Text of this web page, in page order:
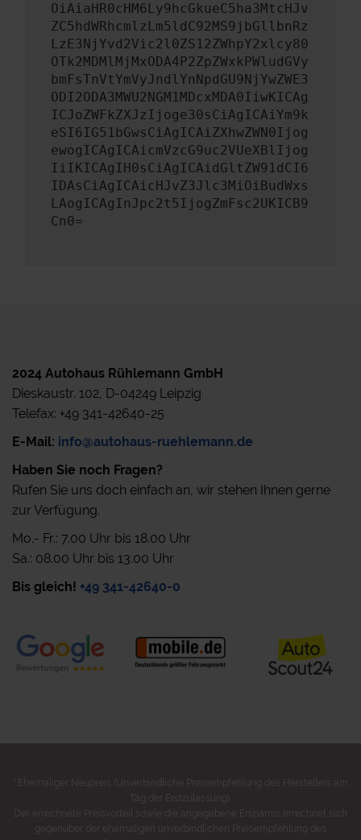
OiAiaHR0cHM6Ly9hcGkueC5ha3MtcHJv
ZC5hdWRhcmlzLm5ldC92MS9jbGllbnRz
LzE3NjYvd2Vic2l0ZS12ZWhpY2xlcy80
OTk2MDMlMjMxODA4P2ZpZWxkPWludGVy
bmFsTnVtYmVyJndlYnNpdGU9NjYwZWE3
ODI2ODA3MWU2NGM1MDcxMDA0IiwKICAg
ICJoZWFkZXJzIjoge30sCiAgICAiYm9k
eSI6IG51bGwsCiAgICAiZXhwZWN0Ijog
ewogICAgICAicmVzcG9uc2VUeXBlIjog
IiIKICAgIH0sCiAgICAidGltZW91dCI6
IDAsCiAgICAicHJvZ3Jlc3MiOiBudWxs
LAogICAgInJpc2t5IjogZmFsc2UKICB9
Cn0=
2024 Autohaus Rühlemann GmbH
Dieskaustr. 102, D-04249 Leipzig
Telefax: +49 341-42640-25
E-Mail: info@autohaus-ruehlemann.de
Haben Sie noch Fragen?
Rufen Sie uns doch einfach an, wir stehen Ihnen gerne
zur Verfügung.
Mo.- Fr.: 7.00 Uhr bis 18.00 Uhr
Sa.: 08.00 Uhr bis 13.00 Uhr
Bis gleich! +49 341-42640-0
Ehemaliger Neupreis (Unverbindliche Preisempfehlung des Herstellers am
Tag der Erstzulassung).
Der errechnete Preisvorteil sowie die angegebene Ersparnis errechnet sich
gegenüber der ehemaligen unverbindlichen Preisempfehlung des